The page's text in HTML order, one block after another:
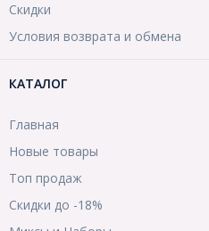
Скидки
Условия возврата и обмена
КАТАЛОГ
Главная
Новые товары
Топ продаж
Скидки до -18%